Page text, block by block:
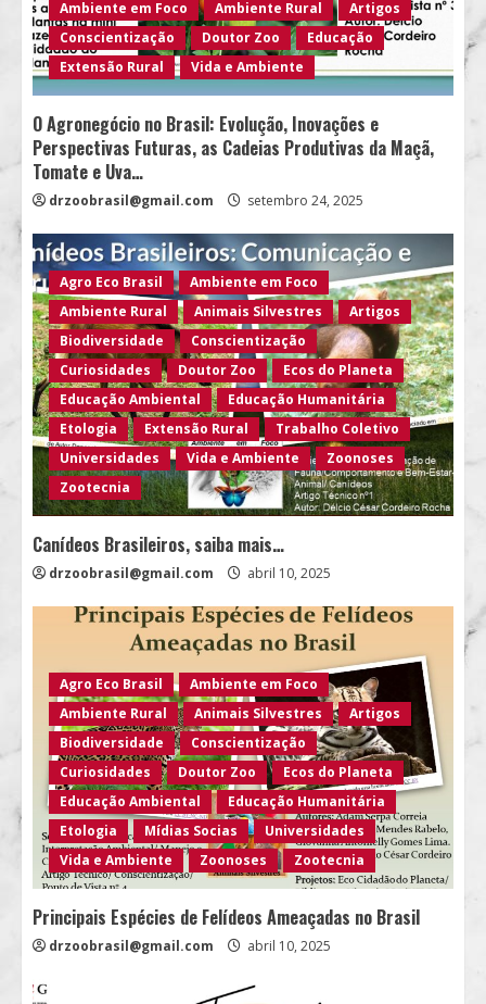
Ambiente em Foco
Ambiente Rural
Artigos
Conscientização
Doutor Zoo
Educação
Extensão Rural
Vida e Ambiente
O Agronegócio no Brasil: Evolução, Inovações e
Perspectivas Futuras, as Cadeias Produtivas da Maçã,
Tomate e Uva…
drzoobrasil@gmail.com setembro 24, 2025
Agro Eco Brasil
Ambiente em Foco
Ambiente Rural
Animais Silvestres
Artigos
Biodiversidade
Conscientização
Curiosidades
Doutor Zoo
Ecos do Planeta
Educação Ambiental
Educação Humanitária
Etologia
Extensão Rural
Trabalho Coletivo
Universidades
Vida e Ambiente
Zoonoses
Zootecnia
Canídeos Brasileiros, saiba mais…
drzoobrasil@gmail.com abril 10, 2025
Agro Eco Brasil
Ambiente em Foco
Ambiente Rural
Animais Silvestres
Artigos
Biodiversidade
Conscientização
Curiosidades
Doutor Zoo
Ecos do Planeta
Educação Ambiental
Educação Humanitária
Etologia
Mídias Socias
Universidades
Vida e Ambiente
Zoonoses Zootecnia
Principais Espécies de Felídeos Ameaçadas no Brasil
drzoobrasil@gmail.com abril 10, 2025